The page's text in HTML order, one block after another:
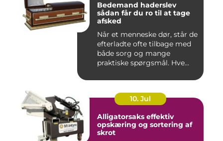
Bedemand haderslev
sådan får du ro til at tage
afsked
Når et menneske dør, står de
efterladte ofte tilbage med
både sorg og mange
praktiske spørgsmål. Hve...
10. Jul
Alligatorsaks effektiv
opskæring og sortering af
skrot